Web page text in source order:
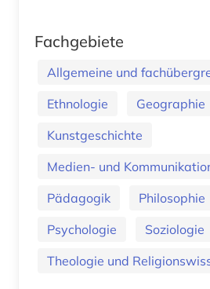
Fachgebiete
Allgemeine und
Ethnologie
Geographie
Kunstgeschichte
Medien- und
Pädagogik
Philosophie
Psychologie
Soziologie
Theologie und